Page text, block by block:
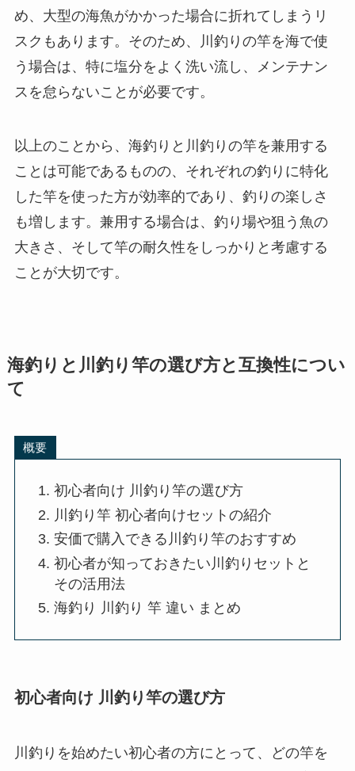
め、大型の海魚がかかった場合に折れてしまうリ
スクもあります。そのため、川釣りの竿を海で使
う場合は、特に塩分をよく洗い流し、メンテナン
スを怠らないことが必要です。
以上のことから、海釣りと川釣りの竿を兼用する
ことは可能であるものの、それぞれの釣りに特化
した竿を使った方が効率的であり、釣りの楽しさ
も増します。兼用する場合は、釣り場や狙う魚の
大きさ、そして竿の耐久性をしっかりと考慮する
ことが大切です。
海釣りと川釣り竿の選び方と互換性につい
て
概要
初心者向け 川釣り竿の選び方
川釣り竿 初心者向けセットの紹介
安価で購入できる川釣り竿のおすすめ
初心者が知っておきたい川釣りセットと
その活用法
海釣り 川釣り 竿 違い まとめ
初心者向け 川釣り竿の選び方
川釣りを始めたい初心者の方にとって、どの竿を